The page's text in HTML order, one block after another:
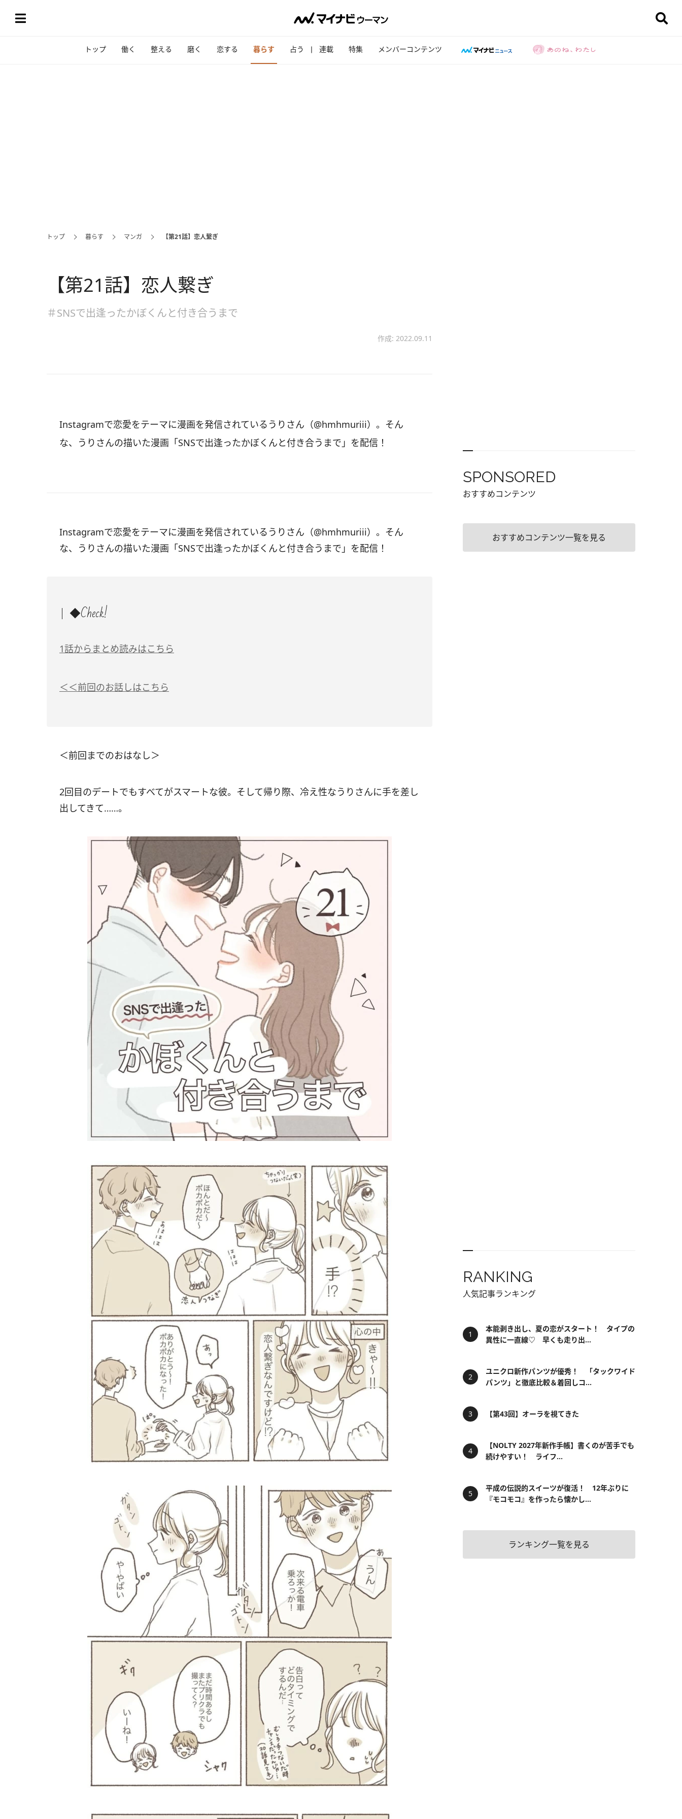
トップ 働く 整える 磨く 恋する 暮らす 占う 連載 特集 メンバーコンテンツ
トップ 暮らす マンガ 【第21話】恋人繋ぎ
【第21話】恋人繋ぎ
＃SNSで出逢ったかぼくんと付き合うまで
作成: 2022.09.11
Instagramで恋愛をテーマに漫画を発信されているうりさん（@hmhmuriii）。そん
な、うりさんの描いた漫画「SNSで出逢ったかぼくんと付き合うまで」を配信！
Instagramで恋愛をテーマに漫画を発信されているうりさん（@hmhmuriii）。そん
な、うりさんの描いた漫画「SNSで出逢ったかぼくんと付き合うまで」を配信！
◆Check!
1話からまとめ読みはこちら
＜＜前回のお話しはこちら
＜前回までのおはなし＞
2回目のデートでもすべてがスマートな彼。そして帰り際、冷え性なうりさんに手を差し
出してきて……。
SPONSORED
おすすめコンテンツ
おすすめコンテンツ一覧を見る
RANKING
人気記事ランキング
本能剥き出し、夏の恋がスタート！ タイプの
異性に一直線♡ 早くも走り出...
ユニクロ新作パンツが優秀！ 「タックワイド
パンツ」と徹底比較＆着回しコ...
【第43回】オーラを視てきた
【NOLTY 2027年新作手帳】書くのが苦手でも
続けやすい！ ライフ...
平成の伝説的スイーツが復活！ 12年ぶりに
『モコモコ』を作ったら懐かし...
ランキング一覧を見る